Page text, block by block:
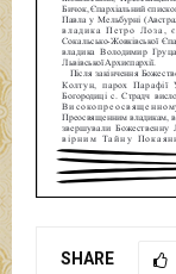
SHARE